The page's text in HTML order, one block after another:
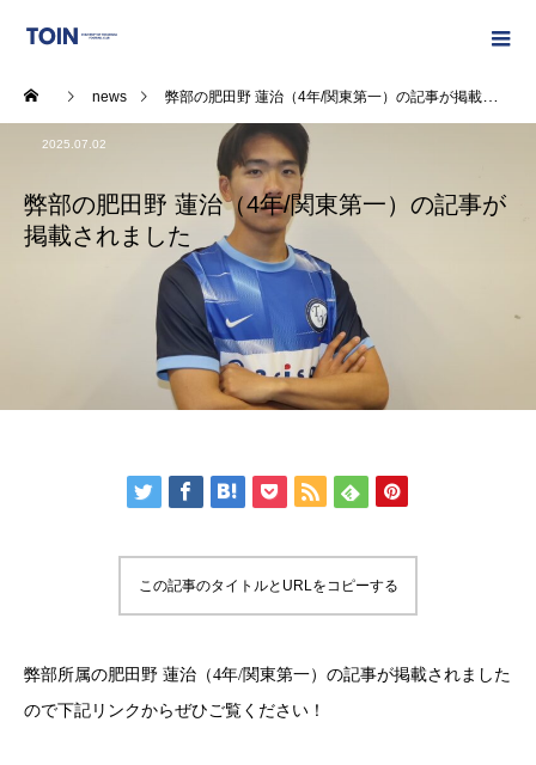
news 弊部の肥田野 蓮治（4年/関東第一）の記事が掲載されました
2025.07.02
弊部の肥田野 蓮治（4年/関東第一）の記事が
掲載されました
この記事のタイトルとURLをコピーする
弊部所属の肥田野 蓮治（4年/関東第一）の記事が掲載されました
ので下記リンクからぜひご覧ください！